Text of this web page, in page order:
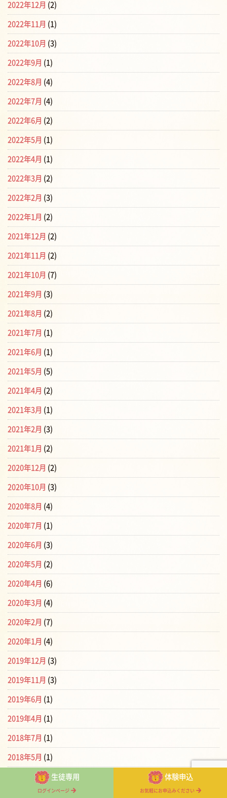
2022年12月 (2)
2022年11月 (1)
2022年10月 (3)
2022年9月 (1)
2022年8月 (4)
2022年7月 (4)
2022年6月 (2)
2022年5月 (1)
2022年4月 (1)
2022年3月 (2)
2022年2月 (3)
2022年1月 (2)
2021年12月 (2)
2021年11月 (2)
2021年10月 (7)
2021年9月 (3)
2021年8月 (2)
2021年7月 (1)
2021年6月 (1)
2021年5月 (5)
2021年4月 (2)
2021年3月 (1)
2021年2月 (3)
2021年1月 (2)
2020年12月 (2)
2020年10月 (3)
2020年8月 (4)
2020年7月 (1)
2020年6月 (3)
2020年5月 (2)
2020年4月 (6)
2020年3月 (4)
2020年2月 (7)
2020年1月 (4)
2019年12月 (3)
2019年11月 (3)
2019年6月 (1)
2019年4月 (1)
2018年7月 (1)
2018年5月 (1)
2018年3月(2)生徒専用
ログインページ
体験申込
お気軽にお申込みください